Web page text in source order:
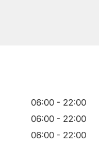
06:00 - 22:00
06:00 - 22:00
06:00 - 22:00